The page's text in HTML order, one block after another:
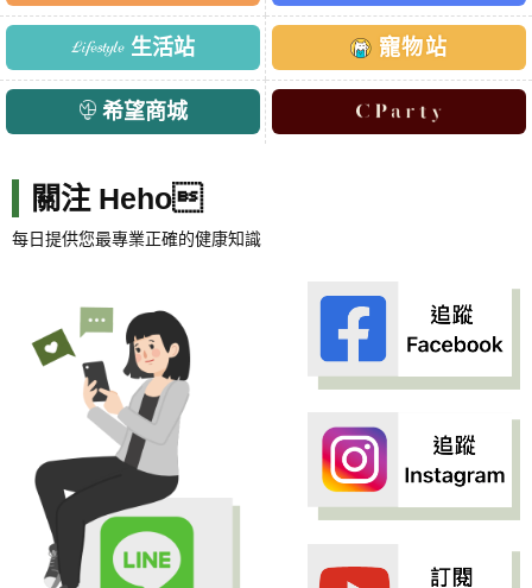
生活站 寵物站
希望商城
關注 Heho
每日提供您最專業正確的健康知識